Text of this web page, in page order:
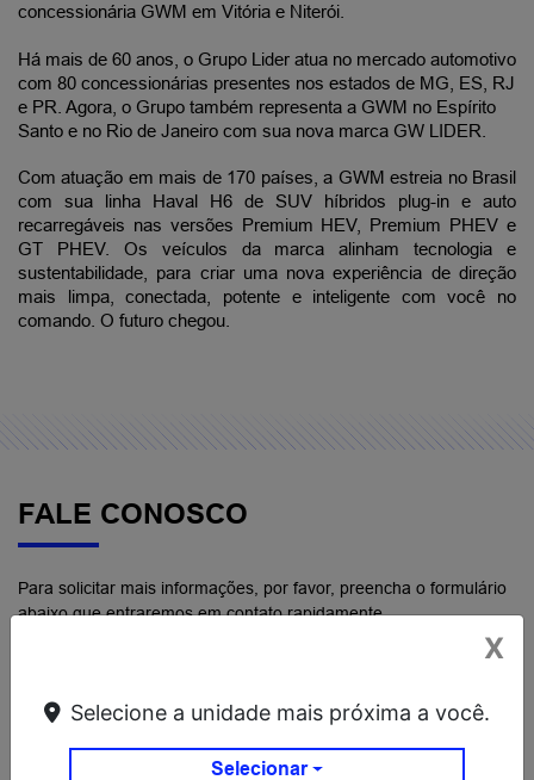
concessionária GWM em Vitória e Niterói.
Há mais de 60 anos, o Grupo Lider atua no mercado automotivo
com 80 concessionárias presentes nos estados de MG, ES, RJ
e PR. Agora, o Grupo também representa a GWM no Espírito
Santo e no Rio de Janeiro com sua nova marca GW LIDER.
Com atuação em mais de 170 países, a GWM estreia no Brasil
com sua linha Haval H6 de SUV híbridos plug-in e auto
recarregáveis nas versões Premium HEV, Premium PHEV e
GT PHEV. Os veículos da marca alinham tecnologia e
sustentabilidade, para criar uma nova experiência de direção
mais limpa, conectada, potente e inteligente com você no
comando. O futuro chegou.
FALE CONOSCO
Para solicitar mais informações, por favor, preencha o formulário
abaixo que entraremos em contato rapidamente.
X
Selecione a unidade mais próxima a você.
Selecionar